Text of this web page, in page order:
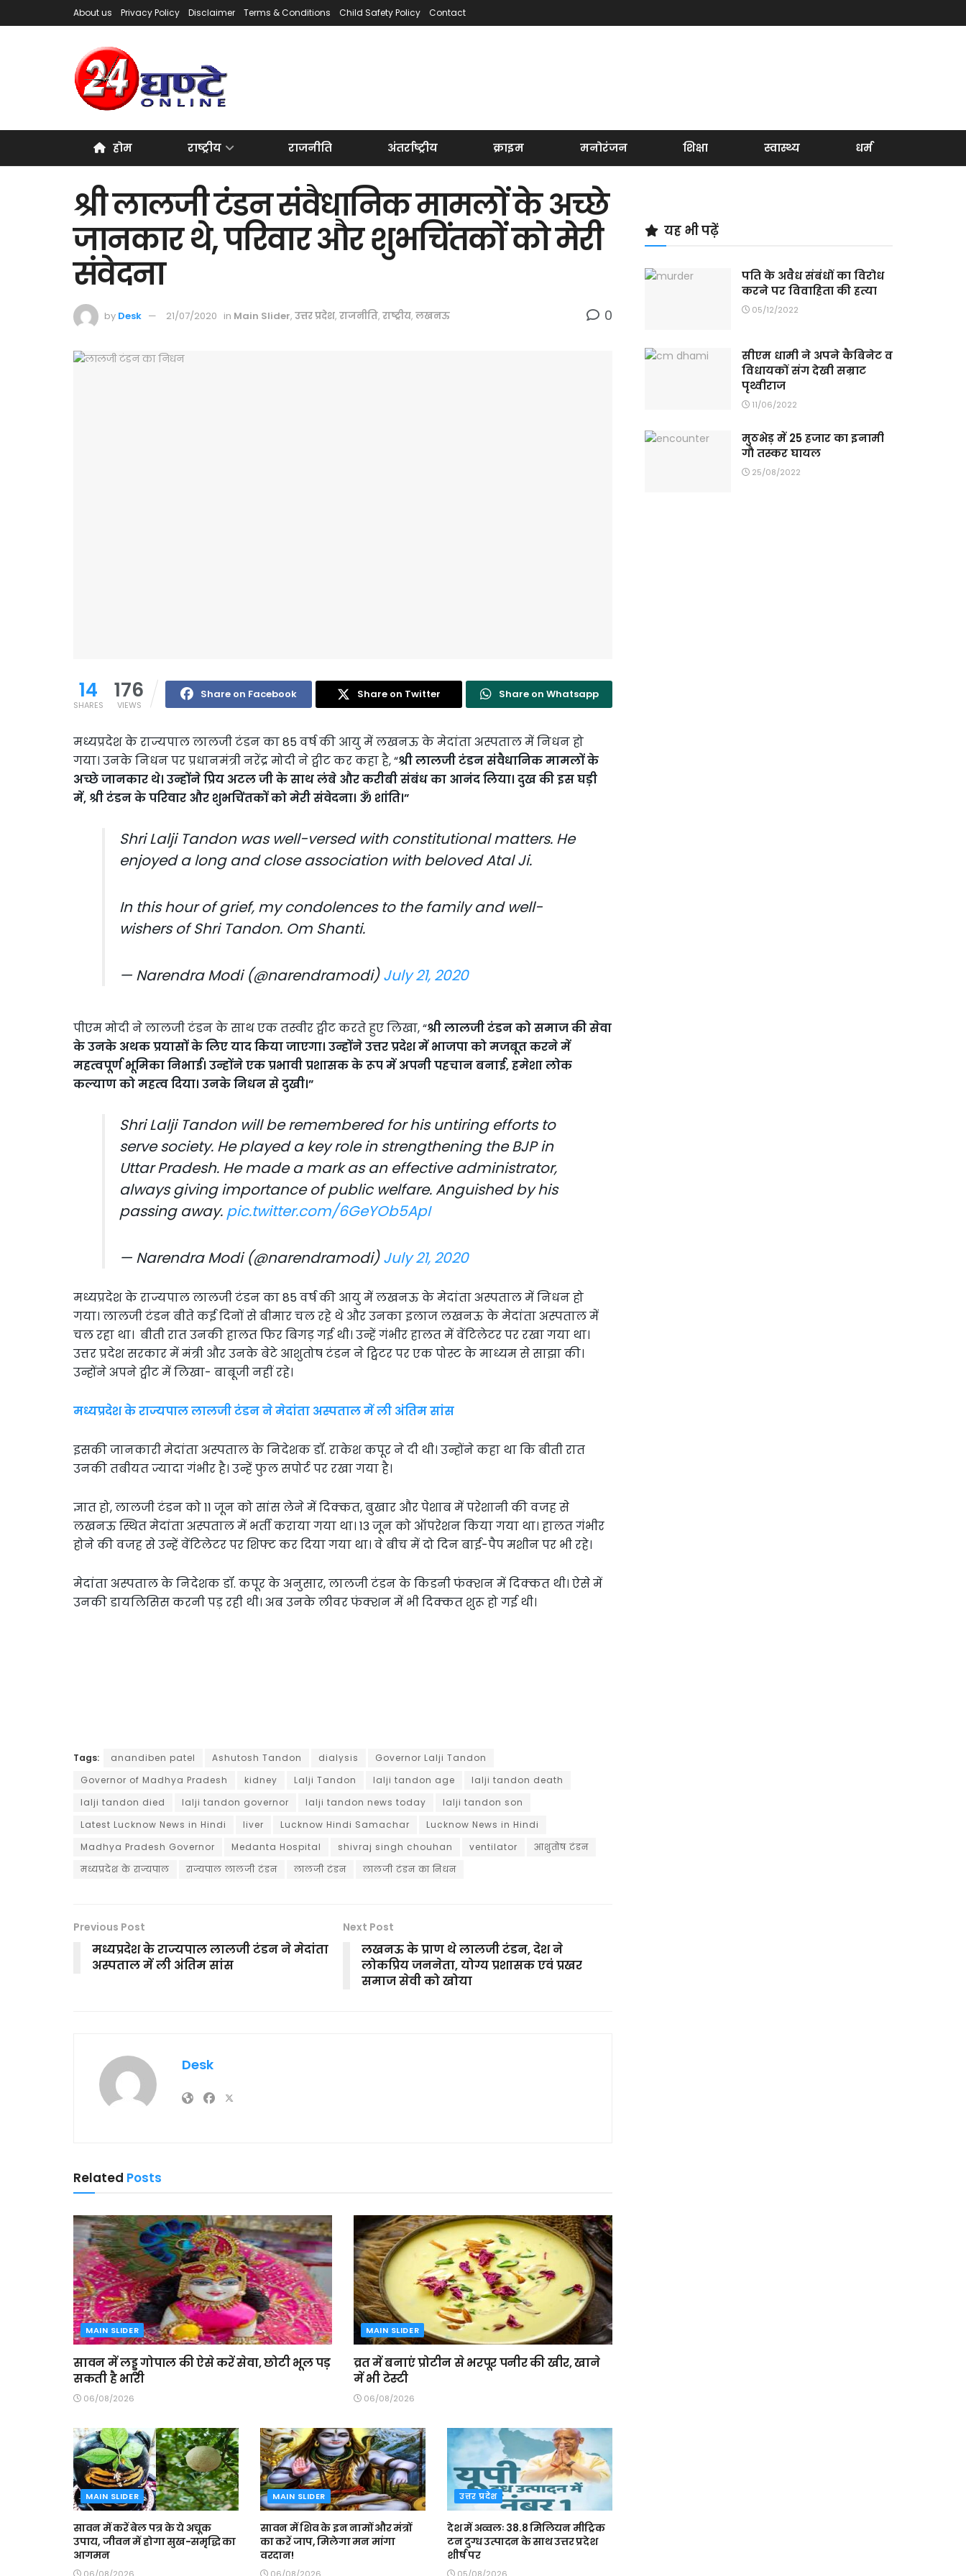
About us Privacy Policy Disclaimer Terms & Conditions Child Safety Policy Contact
होम राष्ट्रीय राजनीति अंतर्राष्ट्रीय क्राइम मनोरंजन शिक्षा स्वास्थ्य धर्म
श्री लालजी टंडन संवैधानिक मामलों के अच्छे
जानकार थे, परिवार और शुभचिंतकों को मेरी
संवेदना
by Desk 21/07/2020 in Main Slider, उत्तर प्रदेश, राजनीति, राष्ट्रीय, लखनऊ 0
14
SHARES
176
VIEWS
Share on Facebook Share on Twitter Share on Whatsapp
मध्यप्रदेश के राज्यपाल लालजी टंडन का 85 वर्ष की आयु में लखनऊ के मेदांता अस्पताल में निधन हो
गया। उनके निधन पर प्रधानमंत्री नरेंद्र मोदी ने ट्वीट कर कहा है, “श्री लालजी टंडन संवैधानिक मामलों के
अच्छे जानकार थे। उन्होंने प्रिय अटल जी के साथ लंबे और करीबी संबंध का आनंद लिया। दुख की इस घड़ी
में,श्री टंडन के परिवार और शुभचिंतकों को मेरी संवेदना। ॐ शांति।”
Shri Lalji Tandon was well-versed with constitutional matters. He
enjoyed a long and close association with beloved Atal Ji.
In this hour of grief, my condolences to the family and well-
wishers of Shri Tandon. Om Shanti.
— Narendra Modi (@narendramodi)July 21, 2020
पीएम मोदी ने लालजी टंडन के साथ एक तस्वीर ट्वीट करते हुए लिखा, “श्री लालजी टंडन को समाज की सेवा
के उनके अथक प्रयासों के लिए याद किया जाएगा। उन्होंने उत्तर प्रदेश में भाजपा को मजबूत करने में
महत्वपूर्ण भूमिका निभाई। उन्होंने एक प्रभावी प्रशासक के रूप में अपनी पहचान बनाई,हमेशा लोक
कल्याण को महत्व दिया। उनके निधन से दुखी।”
Shri Lalji Tandon will be remembered for his untiring efforts to
serve society. He played a key role in strengthening the BJP in
Uttar Pradesh. He made a mark as an effective administrator,
always giving importance of public welfare. Anguished by his
passing away. pic.twitter.com/6GeYOb5ApI
— Narendra Modi (@narendramodi)July 21, 2020
मध्यप्रदेश के राज्यपाल लालजी टंडन का 85 वर्ष की आयु में लखनऊ के मेदांता अस्पताल में निधन हो
गया। लालजी टंडन बीते कई दिनों से बीमार चल रहे थे और उनका इलाज लखनऊ के मेदांता अस्पताल में
चल रहा था। बीती रात उनकी हालत फिर बिगड़ गई थी। उन्हें गंभीर हालत में वेंटिलेटर पर रखा गया था।
उत्तर प्रदेश सरकार में मंत्री और उनके बेटे आशुतोष टंडन ने ट्विटर पर एक पोस्ट के माध्यम से साझा की।
उन्होंने अपने ट्वीट में लिखा- बाबूजी नहीं रहे।
मध्यप्रदेश के राज्यपाल लालजी टंडन ने मेदांता अस्पताल में ली अंतिम सांस
इसकी जानकारी मेदांता अस्पताल के निदेशक डॉ. राकेश कपूर ने दी थी। उन्होंने कहा था कि बीती रात
उनकी तबीयत ज्यादा गंभीर है। उन्हें फुल सपोर्ट पर रखा गया है।
ज्ञात हो, लालजी टंडन को 11 जून को सांस लेने में दिक्कत, बुखार और पेशाब में परेशानी की वजह से
लखनऊ स्थित मेदांता अस्पताल में भर्ती कराया गया था। 13 जून को ऑपरेशन किया गया था। हालत गंभीर
होने की वजह से उन्हें वेंटिलेटर पर शिफ्ट कर दिया गया था। वे बीच में दो दिन बाई-पैप मशीन पर भी रहे।
मेदांता अस्पताल के निदेशक डॉ. कपूर के अनुसार, लालजी टंडन के किडनी फंक्शन में दिक्कत थी। ऐसे में
उनकी डायलिसिस करनी पड़ रही थी। अब उनके लीवर फंक्शन में भी दिक्कत शुरू हो गई थी।
Tags: anandiben patel Ashutosh Tandon dialysis
Governor Lalji Tandon
Governor of Madhya Pradesh
kidney Lalji Tandon lalji tandon age
lalji tandon death
lalji tandon died
lalji tandon governor lalji tandon news today
lalji tandon son
Latest Lucknow News in Hindi
liver Lucknow Hindi Samachar
Lucknow News in Hindi
Madhya Pradesh Governor
Medanta Hospital shivraj singh chouhan ventilator
आशुतोष टंडन
मध्यप्रदेश के राज्यपाल
राज्यपाल लालजी टंडन लालजी टंडन लालजी टंडन का निधन
Previous Post
मध्यप्रदेश के राज्यपाल लालजी टंडन ने मेदांता
अस्पताल में ली अंतिम सांस
Next Post
लखनऊ के प्राण थे लालजी टंडन, देश ने
लोकप्रिय जननेता, योग्य प्रशासक एवं प्रखर
समाज सेवी को खोया
Desk
Related Posts
MAIN SLIDER
सावन में लड्डू गोपाल की ऐसे करें सेवा, छोटी भूल पड़
सकती है भारी
06/08/2026
MAIN SLIDER
व्रत में बनाएं प्रोटीन से भरपूर पनीर की खीर, खाने
में भी टेस्टी
06/08/2026
MAIN SLIDER
सावन में करें बेल पत्र के ये अचूक
उपाय, जीवन में होगा सुख-समृद्धि का
आगमन
06/08/2026
MAIN SLIDER
सावन में शिव के इन नामों और मंत्रों
का करें जाप, मिलेगा मन मांगा
वरदान!
06/08/2026
उत्तर प्रदेश
देश में अव्वलः 38.8 मिलियन मीट्रिक
टन दुग्ध उत्पादन के साथ उत्तर प्रदेश
शीर्ष पर
05/08/2026
यह भी पढ़ें
पति के अवैध संबंधों का विरोध
करने पर विवाहिता की हत्या
05/12/2022
सीएम धामी ने अपने कैबिनेट व
विधायकों संग देखी सम्राट
पृथ्वीराज
11/06/2022
मुठभेड़ में 25 हजार का इनामी
गौ तस्कर घायल
25/08/2022